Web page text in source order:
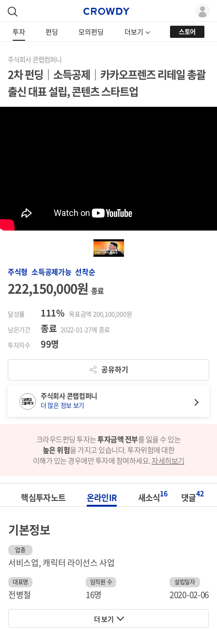
투자 펀딩 모의펀딩 더보기 스토어
주식회사 콘랩컴퍼니
2차 펀딩｜소득공제｜카카오프렌즈 리테일 총괄
출신 대표 설립, 콘텐츠 스타트업
주식형 소득공제가능 선착순
222,150,000원 종료
달성률 111% 목표금액 200,100,000원
남은기간
종료 2022-01-27에 종료
투자자수
99명
공유하기
크라우드펀딩 투자는투자금액 전부를 잃을 수 있는
높은 위험을 가지고 있습니다.투자위험에 대한
이해가 있는 경우에만 투자에 참여하세요.자세히보기
주식회사 콘랩컴퍼니
더 많은 정보 보기
핵심투자노트 온라인IR 새소식16 댓글42
기본정보
업종
서비스업, 캐릭터 라이선스 사업
대표명
전병철
임직원 수
16명
설립일자
2020-02-06
더 보기